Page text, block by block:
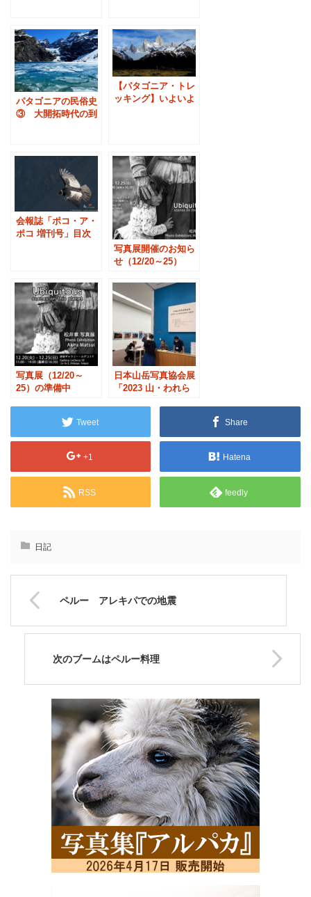
パタゴニアの民俗史
③ 大開拓時代の到
【パタゴニア・トレ
ッキング】いよいよ
会報誌「ポコ・ア・
ポコ 増刊号」目次
写真展開催のお知ら
せ（12/20～25）
写真展（12/20～
25）の準備中
日本山岳写真協会展
「2023 山・われら
Tweet Share
+1 Hatena
RSS feedly
日記
ペルー アレキパでの地震
次のブームはペルー料理